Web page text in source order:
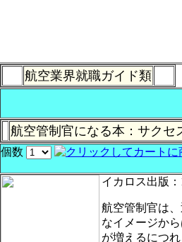
航空業界就職ガイド類
航空管制官になる本：サクセ
個数
イカロス出版
航空管制官は
なイメージか
が増えるにつ